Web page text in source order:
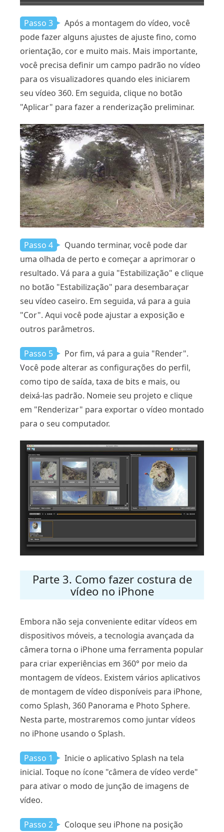
Passo 3
Após a montagem do vídeo, você
pode fazer alguns ajustes de ajuste fino, como
orientação, cor e muito mais. Mais importante,
você precisa definir um campo padrão no vídeo
para os visualizadores quando eles iniciarem
seu vídeo 360. Em seguida, clique no botão
"Aplicar" para fazer a renderização preliminar.
Passo 4
Quando terminar, você pode dar
uma olhada de perto e começar a aprimorar o
resultado. Vá para a guia "Estabilização" e clique
no botão "Estabilização" para desembaraçar
seu vídeo caseiro. Em seguida, vá para a guia
"Cor". Aqui você pode ajustar a exposição e
outros parâmetros.
Passo 5
Por fim, vá para a guia "Render".
Você pode alterar as configurações do perfil,
como tipo de saída, taxa de bits e mais, ou
deixá-las padrão. Nomeie seu projeto e clique
em "Renderizar" para exportar o vídeo montado
para o seu computador.
Parte 3. Como fazer costura de
vídeo no iPhone
Embora não seja conveniente editar vídeos em
dispositivos móveis, a tecnologia avançada da
câmera torna o iPhone uma ferramenta popular
para criar experiências em 360° por meio da
montagem de vídeos. Existem vários aplicativos
de montagem de vídeo disponíveis para iPhone,
como Splash, 360 Panorama e Photo Sphere.
Nesta parte, mostraremos como juntar vídeos
no iPhone usando o Splash.
Passo 1
Inicie o aplicativo Splash na tela
inicial. Toque no ícone "câmera de vídeo verde"
para ativar o modo de junção de imagens de
vídeo.
Passo 2
Coloque seu iPhone na posição